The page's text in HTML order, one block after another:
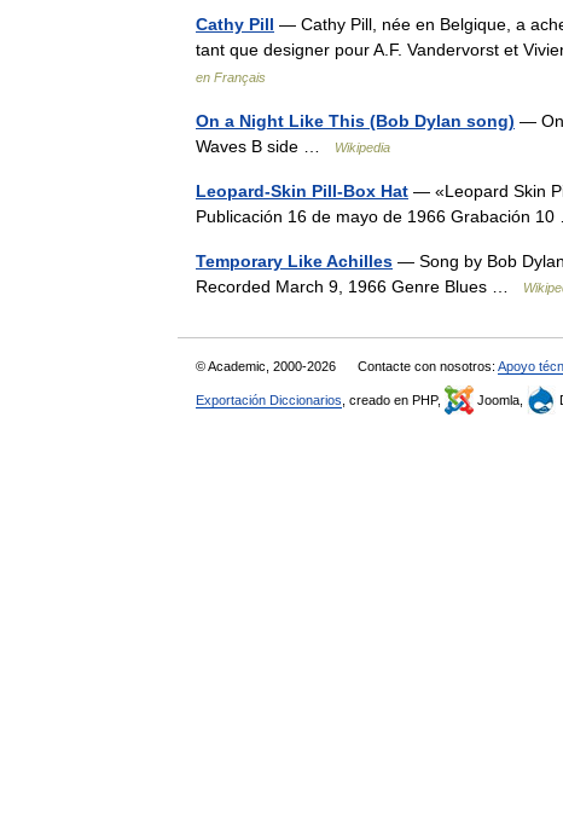
Cathy Pill — Cathy Pill, née en Belgique, a
tant que designer pour A.F. Vandervorst et
en Français
On a Night Like This (Bob Dylan song) — On
Waves B side …
Wikipedia
Leopard-Skin Pill-Box Hat — «Leopard Skin
Publicación 16 de mayo de 1966 Grabación
Temporary Like Achilles — Song by Bob
Recorded March 9, 1966 Genre Blues …
© Academic, 2000-2026 Contacte con nosotros: Apoyo
Exportación Diccionarios , creado en PHP, Joomla,